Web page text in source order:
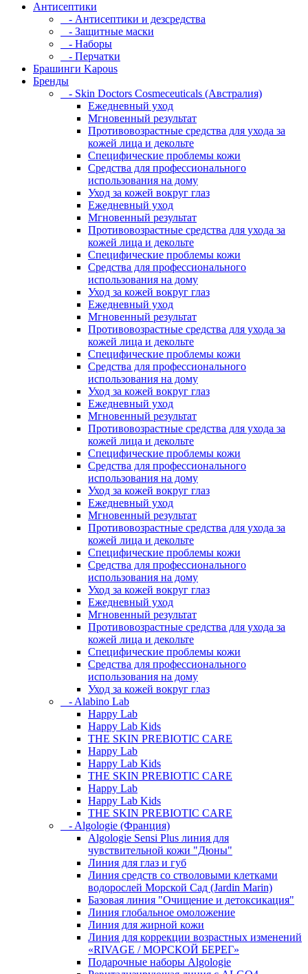
Антисептики
- Антисептики и дезсредства
- Защитные маски
- Наборы
- Перчатки
Брашинги Kapous
Бренды
- Skin Doctors Cosmeceuticals (Австралия)
Ежедневный уход
Мгновенный результат
Противовозрастные средства для ухода за
кожей лица и декольте
Специфические проблемы кожи
Средства для профессионального
использования на дому
Уход за кожей вокруг глаз
Ежедневный уход
Мгновенный результат
Противовозрастные средства для ухода за
кожей лица и декольте
Специфические проблемы кожи
Средства для профессионального
использования на дому
Уход за кожей вокруг глаз
Ежедневный уход
Мгновенный результат
Противовозрастные средства для ухода за
кожей лица и декольте
Специфические проблемы кожи
Средства для профессионального
использования на дому
Уход за кожей вокруг глаз
Ежедневный уход
Мгновенный результат
Противовозрастные средства для ухода за
кожей лица и декольте
Специфические проблемы кожи
Средства для профессионального
использования на дому
Уход за кожей вокруг глаз
Ежедневный уход
Мгновенный результат
Противовозрастные средства для ухода за
кожей лица и декольте
Специфические проблемы кожи
Средства для профессионального
использования на дому
Уход за кожей вокруг глаз
Ежедневный уход
Мгновенный результат
Противовозрастные средства для ухода за
кожей лица и декольте
Специфические проблемы кожи
Средства для профессионального
использования на дому
Уход за кожей вокруг глаз
- Alabino Lab
Happy Lab
Happy Lab Kids
THE SKIN PREBIOTIC CARE
Happy Lab
Happy Lab Kids
THE SKIN PREBIOTIC CARE
Happy Lab
Happy Lab Kids
THE SKIN PREBIOTIC CARE
- Algologie (Франция)
Algologie Sensi Plus линия для
чувcтвительной кожи "Дюны"
Линия для глаз и губ
Линия средств со стволовыми клетками
водорослей Морской Сад (Jardin Marin)
Базовая линия "Очищение и детоксикация"
Линия глобальное омоложение
Линия для жирной кожи
Линия для коррекции возрастных изменений
«RIVAGE / МОРСКОЙ БЕРЕГ»
Подарочные наборы Algologie